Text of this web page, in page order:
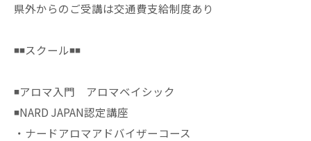
県外からのご受講は交通費支給制度あり
◾️◾️スクール◾️◾️
◾️アロマ入門 アロマベイシック
◾️NARD JAPAN認定講座
・ナードアロマアドバイザーコース